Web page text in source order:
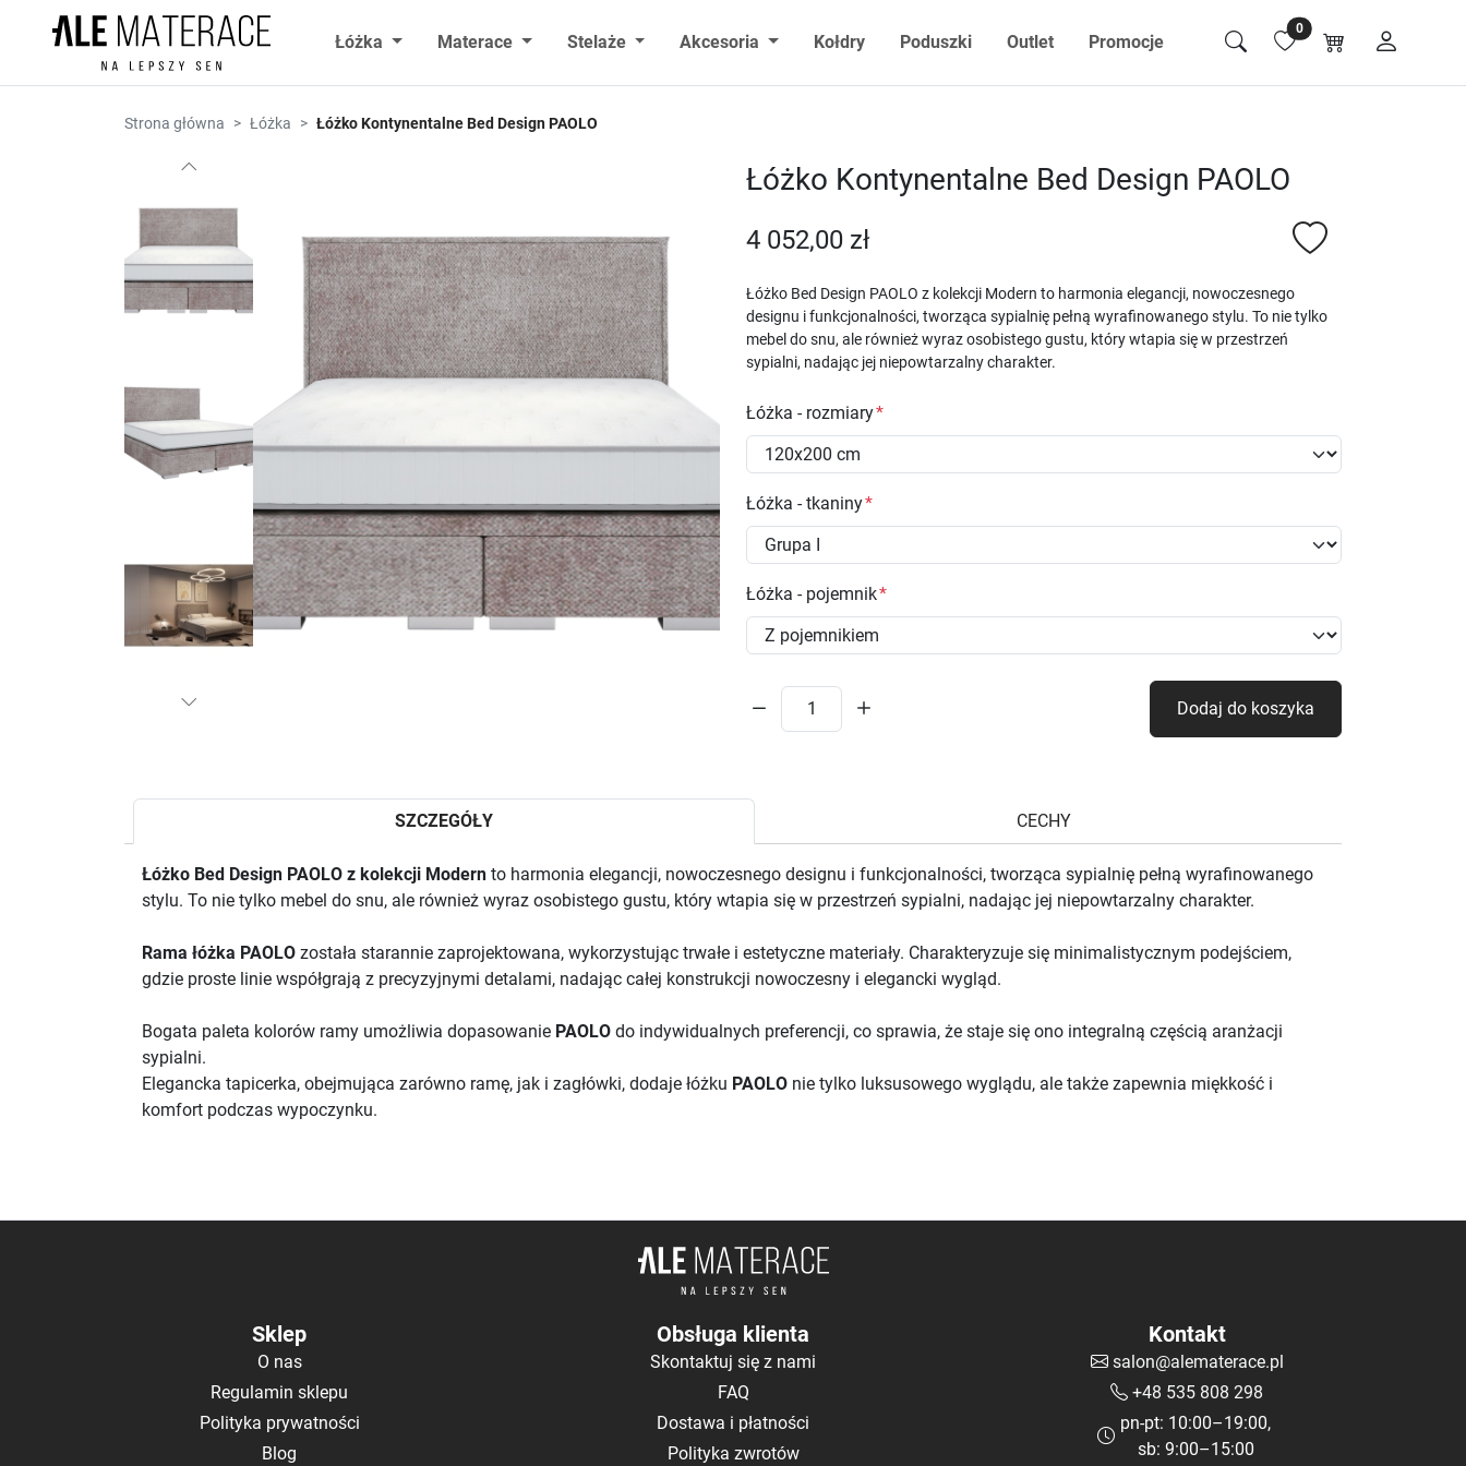
Przejdź do zawartości
Łóżka
Materace Stelaże Akcesoria Kołdry Poduszki Outlet Promocje
0
Strona główna Łóżka Łóżko Kontynentalne Bed Design PAOLO
Łóżko Kontynentalne Bed Design PAOLO
4 052,00 zł
Łóżko Bed Design PAOLO z kolekcji Modern to harmonia elegancji, nowoczesnego
designu i funkcjonalności, tworząca sypialnię pełną wyrafinowanego stylu. To nie tylko
mebel do snu, ale również wyraz osobistego gustu, który wtapia się w przestrzeń
sypialni, nadając jej niepowtarzalny charakter.
Łóżka - rozmiary
Łóżka - tkaniny
Łóżka - pojemnik
Dodaj do koszyka
SZCZEGÓŁY CECHY
Łóżko Bed Design PAOLO z kolekcji Modern to harmonia elegancji, nowoczesnego designu i funkcjonalności, tworząca sypialnię pełną wyrafinowanego
stylu. To nie tylko mebel do snu, ale również wyraz osobistego gustu, który wtapia się w przestrzeń sypialni, nadając jej niepowtarzalny charakter.
Rama łóżka PAOLO została starannie zaprojektowana, wykorzystując trwałe i estetyczne materiały. Charakteryzuje się minimalistycznym podejściem,
gdzie proste linie współgrają z precyzyjnymi detalami, nadając całej konstrukcji nowoczesny i elegancki wygląd.
Bogata paleta kolorów ramy umożliwia dopasowanie PAOLO do indywidualnych preferencji, co sprawia, że staje się ono integralną częścią aranżacji
sypialni.
Elegancka tapicerka, obejmująca zarówno ramę, jak i zagłówki, dodaje łóżku PAOLO nie tylko luksusowego wyglądu, ale także zapewnia miękkość i
komfort podczas wypoczynku.
Sklep
O nas
Regulamin sklepu
Polityka prywatności
Blog
Obsługa klienta
Skontaktuj się z nami
FAQ
Dostawa i płatności
Polityka zwrotów
Kontakt
salon@alematerace.pl
+48 535 808 298
pn-pt: 10:00–19:00,
sb: 9:00–15:00